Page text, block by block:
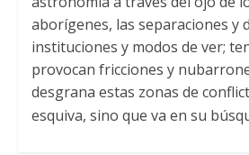
aborígenes, las separaciones y
instituciones y modos de ver;
provocan fricciones y
desgrana estas zonas de
esquiva, sino que va en su